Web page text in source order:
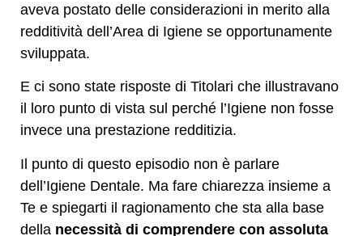
aveva postato delle considerazioni in merito alla
redditività dell’Area di Igiene se opportunamente
sviluppata.
E ci sono state risposte di Titolari che illustravano
il loro punto di vista sul perché l’Igiene non fosse
invece una prestazione redditizia.
Il punto di questo episodio non è parlare
dell’Igiene Dentale. Ma fare chiarezza insieme a
Te e spiegarti il ragionamento che sta alla base
della necessità di comprendere con assoluta